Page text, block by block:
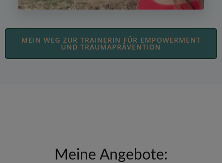
MEIN WEG ZUR TRAINERIN FÜR EMPOWERMENT
UND TRAUMAPRÄVENTION
Meine Angebote: